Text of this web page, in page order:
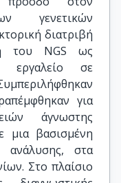
γενετικών
διατριβή
του NGS ως
εργαλείο σε
για
άγνωστης
μια βασισμένη
ανάλυσης, στα
Στο πλαίσιο